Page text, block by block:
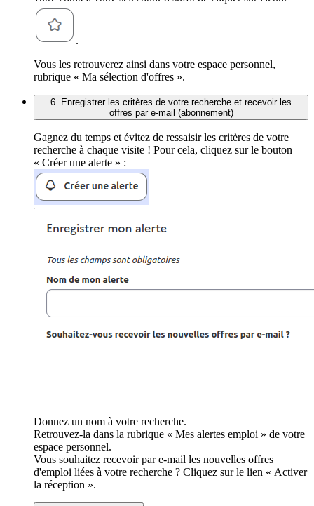
.
Vous les retrouverez ainsi dans votre espace personnel,
rubrique « Ma sélection d'offres ».
6. Enregistrer les critères de votre recherche et recevoir les
offres par e-mail (abonnement)
Gagnez du temps et évitez de ressaisir les critères de votre
recherche à chaque visite ! Pour cela, cliquez sur le bouton
« Créer une alerte » :
Donnez un nom à votre recherche.
Retrouvez-la dans la rubrique « Mes alertes emploi » de votre
espace personnel.
Vous souhaitez recevoir par e-mail les nouvelles offres
d'emploi liées à votre recherche ? Cliquez sur le lien « Activer
la réception ».